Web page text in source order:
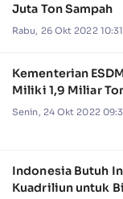
Juta Ton Sampah
Rabu, 26 Okt 2022
Kementerian
Miliki 1,9 Miliar
Senin, 24 Okt 2022
Indonesia Butuh
Kuadriliun untuk